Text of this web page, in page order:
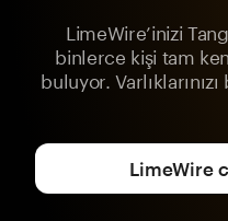
LimeWire’inizi
binlerce kişi tam
buluyor.
LimeWire